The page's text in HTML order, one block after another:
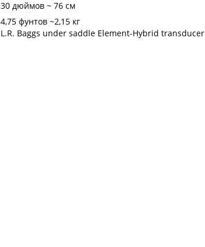
30 дюймов ~ 76 см
4,75 фунтов ~2,15 кг
L.R. Baggs under saddle Element-Hybrid transducer